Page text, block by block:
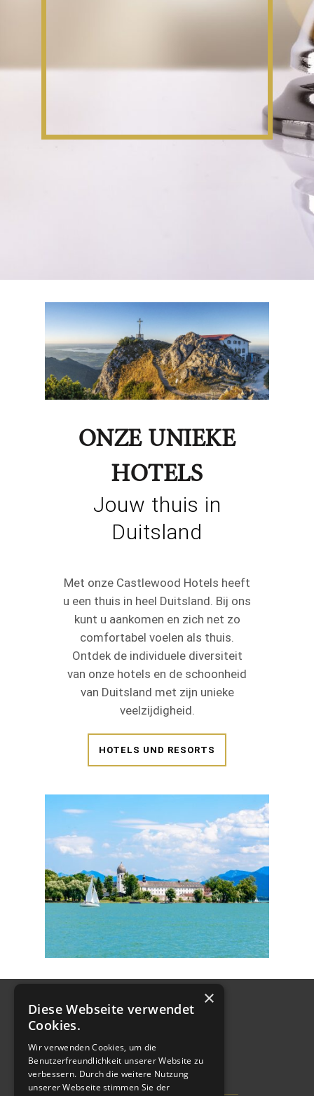
ONZE UNIEKE
HOTELS
Jouw thuis in
Duitsland
Met onze Castlewood Hotels heeft
u een thuis in heel Duitsland. Bij ons
kunt u aankomen en zich net zo
comfortabel voelen als thuis.
Ontdek de individuele diversiteit
van onze hotels en de schoonheid
van Duitsland met zijn unieke
veelzijdigheid.
HOTELS UND RESORTS
×
Diese Webseite verwendet
Cookies.
Wir verwenden Cookies, um die
Benutzerfreundlichkeit unserer Website zu
verbessern. Durch die weitere Nutzung
unserer Webseite stimmen Sie der